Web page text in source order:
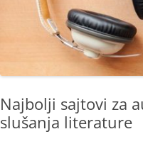
Najbolji sajtovi za
slušanja literature